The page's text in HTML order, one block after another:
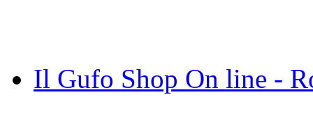
Il Gufo Shop On line -